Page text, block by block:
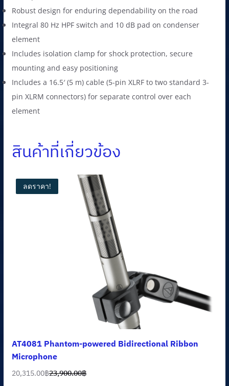
Robust design for enduring dependability on the road
Integral 80 Hz HPF switch and 10 dB pad on condenser
element
Includes isolation clamp for shock protection, secure
mounting and easy positioning
Includes a 16.5′ (5 m) cable (5-pin XLRF to two standard 3-
pin XLRM connectors) for separate control over each
element
สินค้าที่เกี่ยวข้อง
ลดราคา!
AT4081 Phantom-powered Bidirectional Ribbon
Microphone
23,900.00฿
Original
20,315.00฿
Current